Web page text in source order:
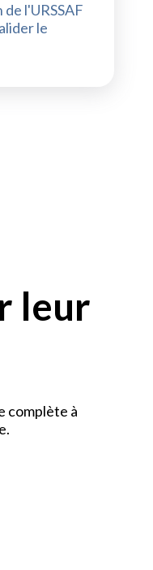
l'URSSAF
le
leur
complète à